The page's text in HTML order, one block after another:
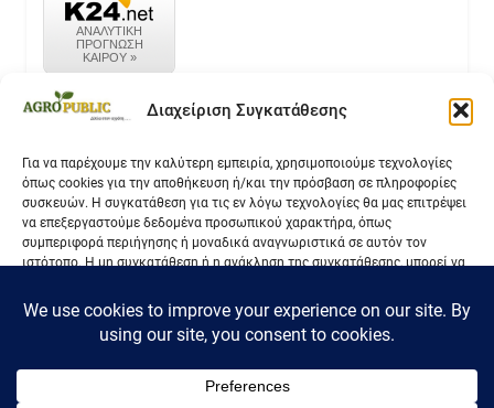
Διαχείριση Συγκατάθεσης
Για να παρέχουμε την καλύτερη εμπειρία, χρησιμοποιούμε τεχνολογίες
όπως cookies για την αποθήκευση ή/και την πρόσβαση σε πληροφορίες
συσκευών. Η συγκατάθεση για τις εν λόγω τεχνολογίες θα μας επιτρέψει
να επεξεργαστούμε δεδομένα προσωπικού χαρακτήρα, όπως
συμπεριφορά περιήγησης ή μοναδικά αναγνωριστικά σε αυτόν τον
ιστότοπο. Η μη συγκατάθεση ή η ανάκληση της συγκατάθεσης, μπορεί να
Αποδοχή
Δεν αποδέχομαι
καιρός k24.net
Επικοινωνία
Όροι Χρήσης